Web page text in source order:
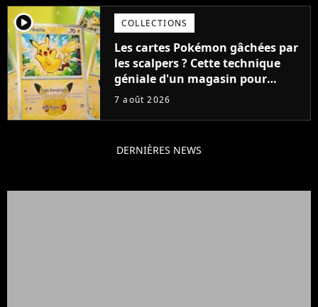
player2 COLLECTIONS
Les cartes Pokémon gâchées par
les scalpers ? Cette technique
géniale d'un magasin pour
ruiner les revendeurs
7 août 2026
DERNIÈRES NEWS